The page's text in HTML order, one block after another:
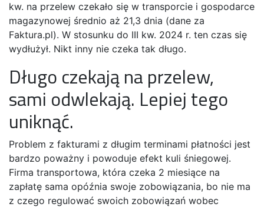
kw. na przelew czekało się w transporcie i gospodarce
magazynowej średnio aż 21,3 dnia (dane za
Faktura.pl). W stosunku do III kw. 2024 r. ten czas się
wydłużył. Nikt inny nie czeka tak długo.
Długo czekają na przelew,
sami odwlekają. Lepiej tego
uniknąć.
Problem z fakturami z długim terminami płatności jest
bardzo poważny i powoduje efekt kuli śniegowej.
Firma transportowa, która czeka 2 miesiące na
zapłatę sama opóźnia swoje zobowiązania, bo nie ma
z czego regulować swoich zobowiązań wobec